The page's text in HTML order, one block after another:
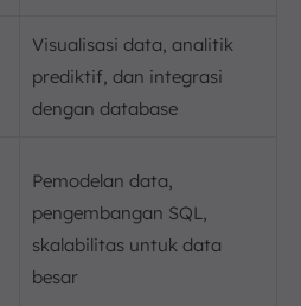
Visualisasi data, analitik
prediktif, dan integrasi
dengan database
Pemodelan data,
pengembangan SQL,
skalabilitas untuk data
besar